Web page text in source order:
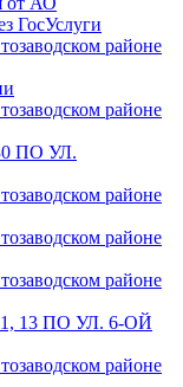
ГосУслуги
районе
районе
ПО УЛ.
районе
районе
районе
13 ПО УЛ. 6-ОЙ
районе